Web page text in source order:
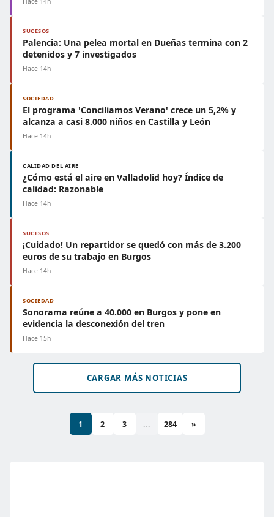
SUCESOS
Palencia: Una pelea mortal en Dueñas termina con 2
detenidos y 7 investigados
Hace 14h
SOCIEDAD
El programa 'Conciliamos Verano' crece un 5,2% y
alcanza a casi 8.000 niños en Castilla y León
Hace 14h
CALIDAD DEL AIRE
¿Cómo está el aire en Valladolid hoy? Índice de
calidad: Razonable
Hace 14h
SUCESOS
¡Cuidado! Un repartidor se quedó con más de 3.200
euros de su trabajo en Burgos
Hace 14h
SOCIEDAD
Sonorama reúne a 40.000 en Burgos y pone en
evidencia la desconexión del tren
Hace 15h
CARGAR MÁS NOTICIAS
1 2 3 ... 284 »